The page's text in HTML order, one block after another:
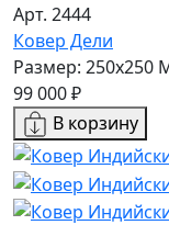
Арт. 2444
Ковер Дели
Размер: 250x250
99 000 ₽
В корзину